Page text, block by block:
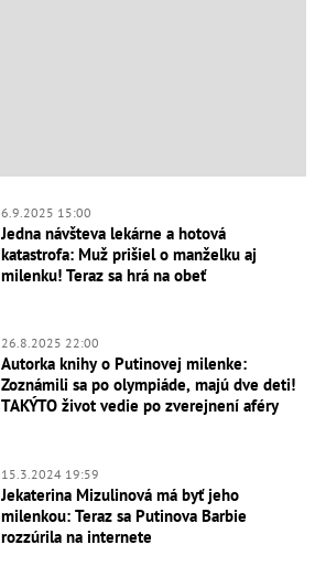
6.9.2025 15:00
Jedna návšteva lekárne a hotová
katastrofa: Muž prišiel o manželku aj
milenku! Teraz sa hrá na obeť
26.8.2025 22:00
Autorka knihy o Putinovej milenke:
Zoznámili sa po olympiáde, majú dve deti!
TAKÝTO život vedie po zverejnení aféry
15.3.2024 19:59
Jekaterina Mizulinová má byť jeho
milenkou: Teraz sa Putinova Barbie
rozzúrila na internete